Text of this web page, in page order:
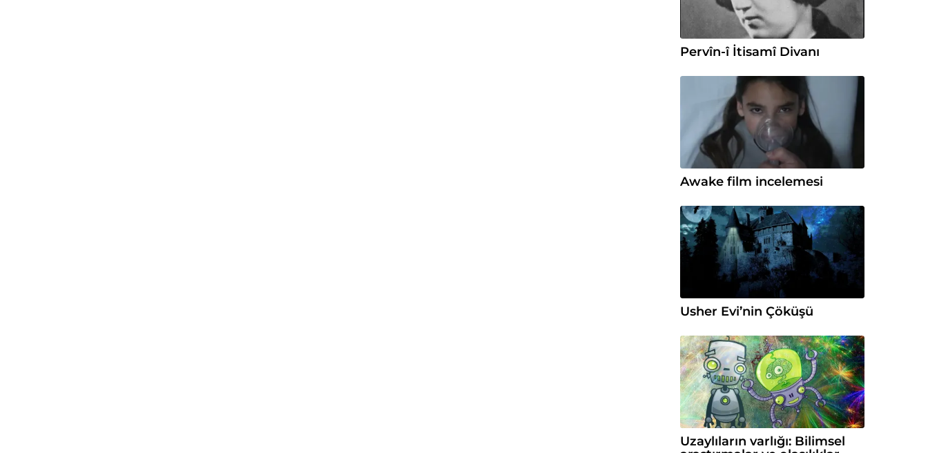
Pervîn-î İtisamî Divanı
Awake film incelemesi
Usher Evi’nin Çöküşü
Uzaylıların varlığı: Bilimsel